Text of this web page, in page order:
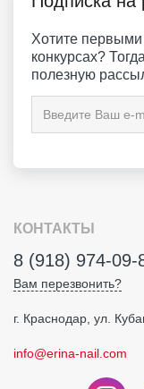
Хотите первыми
конкурсах?
полезную
КОНТАКТЫ
8 (918) 974-09-
Вам перезвонить?
г. Краснодар, ул.
info@erina-nail.com